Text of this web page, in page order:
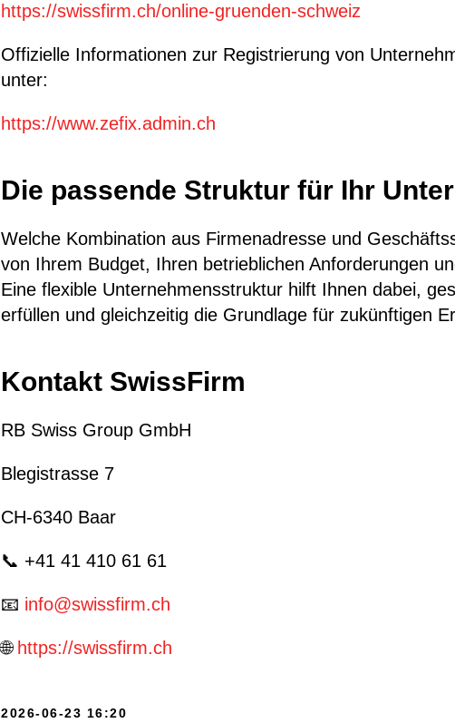
https://swissfirm.ch/online-gruenden-schweiz
Offizielle Informationen zur Registrierung von
unter:
https://www.zefix.admin.ch
Die passende Struktur für Ihr
Welche Kombination aus Firmenadresse und
von Ihrem Budget, Ihren betrieblichen Anforderungen
Eine flexible Unternehmensstruktur hilft Ihnen dabei,
erfüllen und gleichzeitig die Grundlage für zukünftigen
Kontakt SwissFirm
RB Swiss Group GmbH
Blegistrasse 7
CH-6340 Baar
📞 +41 41 410 61 61
📧 info@swissfirm.ch
🌐https://swissfirm.ch
2026-06-23 16:20